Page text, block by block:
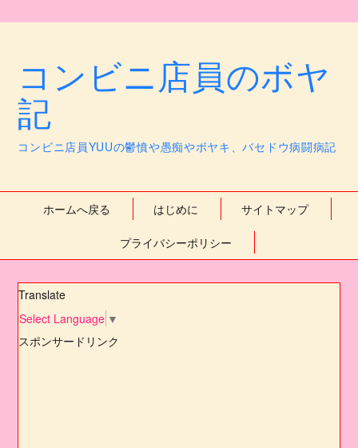
コンビニ店員のボヤ
記
コンビニ店員YUUの鬱憤や愚痴やボヤキ、バセドウ病闘病記
ホームへ戻る はじめに サイトマップ
プライバシーポリシー
Translate
Select Language ▼
スポンサードリンク